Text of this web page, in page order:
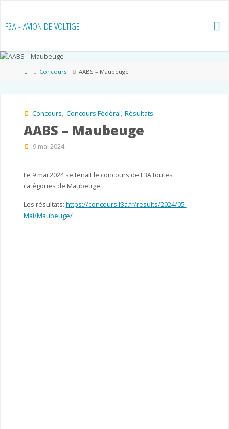
content
F3A - AVION DE VOLTIGE
HomeConcours AABS – Maubeuge
Concours, Concours Fédéral, Résultats
AABS – Maubeuge
9 mai 2024
Le 9 mai 2024 se tenait le concours de F3A toutes
catégories de Maubeuge.
Les résultats: https://concours.f3a.fr/results/2024/05-
Mai/Maubeuge/